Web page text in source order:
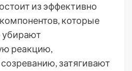
из эффективно
которые
убирают
реакцию,
затягивают